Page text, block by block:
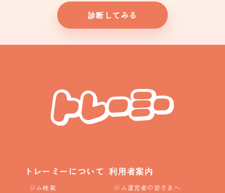
診断してみる
トレーミーについて
ジム検索
利用者案内
ジム運営者の皆さまへ